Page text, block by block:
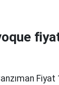
Fiyat